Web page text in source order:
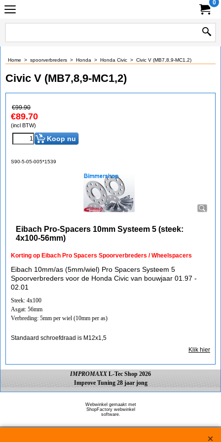
0
Home > spoorverbreders > Honda > Honda Civic > Civic V (MB7,8,9-MC1,2)
Civic V (MB7,8,9-MC1,2)
€99.90
€89.70
(incl BTW)
Koop nu
S90-5-05-005*1539
Eibach Pro-Spacers 10mm Systeem 5 (steek:
4x100-56mm)
Korting op Eibach Pro Spacers Spoorverbreders / Wheelspacers
Eibach 10mm/as (5mm/wiel) Pro Spacers Systeem 5
Spoorverbreders voor de Honda Civic van bouwjaar 01.97 -
02.01
Steek: 4x100
Asgat: 56mm
Verbreding: 5mm per wiel (10mm per as)
Standaard schroefdraad is M12x1,5
Klik hier
IMPROMAXX L-Tec Shop 2026
Improve Tuning 28 jaar jong
Webwinkel gemaakt met
ShopFactory webwinkel
software.